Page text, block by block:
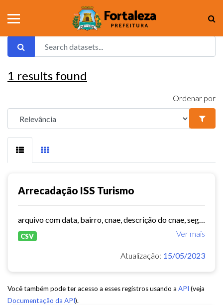
1 results found
Ordenar por
Arrecadação ISS Turismo
Ver mais
CSV
Atualização: 15/05/2023
Você também pode ter acesso a esses registros usando a API (veja
Documentação da API).